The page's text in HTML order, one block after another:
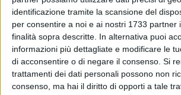
identificazione tramite la scansione del
per consentire a noi e ai nostri 1733 partner
finalità sopra descritte. In alternativa puoi
informazioni più dettagliate e modificare le
di acconsentire o di negare il consenso. Si
trattamenti dei dati personali possono non
consenso, ma hai il diritto di opporti a tale
BARLETTA - 8 MAGGIO 2015
«Il porto di Barletta è un
BARLETTA - 8 MAGGIO 2015
Sono partite le attività di